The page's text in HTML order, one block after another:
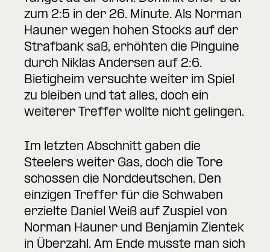
zum 2:5 in der 26. Minute. Als Norman
Hauner wegen hohen Stocks auf der
Strafbank saß, erhöhten die Pinguine
durch Niklas Andersen auf 2:6.
Bietigheim versuchte weiter im Spiel
zu bleiben und tat alles, doch ein
weiterer Treffer wollte nicht gelingen.
Im letzten Abschnitt gaben die
Steelers weiter Gas, doch die Tore
schossen die Norddeutschen. Den
einzigen Treffer für die Schwaben
erzielte Daniel Weiß auf Zuspiel von
Norman Hauner und Benjamin Zientek
in Überzahl. Am Ende musste man sich